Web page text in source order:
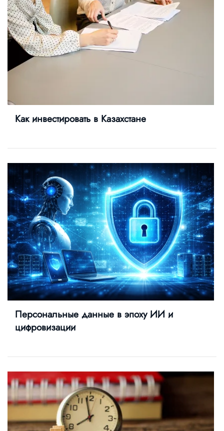
Как инвестировать в Казахстане
Персональные данные в эпоху ИИ и
цифровизации